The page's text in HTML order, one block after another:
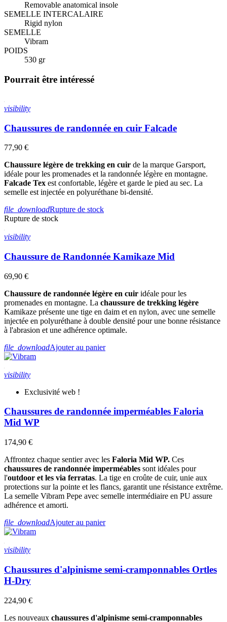
Removable anatomical insole
SEMELLE INTERCALAIRE
Rigid nylon
SEMELLE
Vibram
POIDS
530 gr
Pourrait être intéressé
visibility
Chaussures de randonnée en cuir Falcade
77,90 €
Chaussure légère de trekking en cuir de la marque Garsport,
idéale pour les promenades et la randonnée légère en montagne.
Falcade Tex est confortable, légère et garde le pied au sec. La
semelle est injectée en polyuréthane bi-densité.
file_downloadRupture de stock
Rupture de stock
visibility
Chaussure de Randonnée Kamikaze Mid
69,90 €
Chaussure de randonnée légère en cuir idéale pour les
promenades en montagne. La chaussure de trekking légère
Kamikaze présente une tige en daim et en nylon, avec une semelle
injectée en polyuréthane à double densité pour une bonne résistance
à l'abrasion et une adhérence optimale.
file_downloadAjouter au panier
visibility
Exclusivité web !
Chaussures de randonnée imperméables Faloria
Mid WP
174,90 €
Affrontez chaque sentier avec les Faloria Mid WP. Ces
chaussures de randonnée imperméables sont idéales pour
l'outdoor et les via ferratas. La tige en croûte de cuir, unie aux
protections sur la pointe et les flancs, garantit une résistance extrême.
La semelle Vibram Pepe avec semelle intermédiaire en PU assure
adhérence et amorti.
file_downloadAjouter au panier
visibility
Chaussures d'alpinisme semi-cramponnables Ortles
H-Dry
224,90 €
Les nouveaux chaussures d'alpinisme semi-cramponnables